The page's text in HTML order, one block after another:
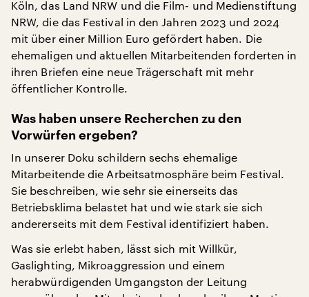
Köln, das Land NRW und die Film- und Medienstiftung
NRW, die das Festival in den Jahren 2023 und 2024
mit über einer Million Euro gefördert haben. Die
ehemaligen und aktuellen Mitarbeitenden forderten in
ihren Briefen eine neue Trägerschaft mit mehr
öffentlicher Kontrolle.
Was haben unsere Recherchen zu den
Vorwürfen ergeben?
In unserer Doku schildern sechs ehemalige
Mitarbeitende die Arbeitsatmosphäre beim Festival.
Sie beschreiben, wie sehr sie einerseits das
Betriebsklima belastet hat und wie stark sie sich
andererseits mit dem Festival identifiziert haben.
Was sie erlebt haben, lässt sich mit Willkür,
Gaslighting, Mikroaggression und einem
herabwürdigenden Umgangston der Leitung